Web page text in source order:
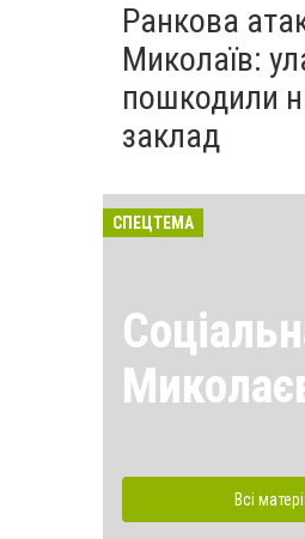
Ранкова
Миколаїв:
пошкодили
заклад
СПЕЦТЕМА
Всі